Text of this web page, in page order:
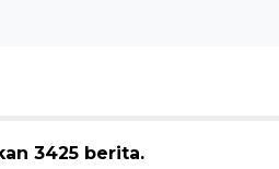
3425 berita.